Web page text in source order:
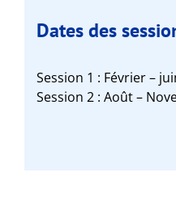
Dates des
Session 1 : Février –
Session 2 : Août –